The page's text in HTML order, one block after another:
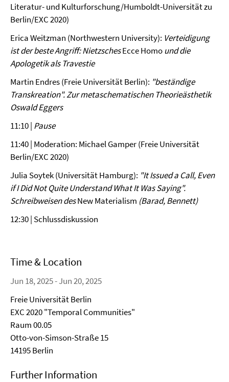
Literatur- und Kulturforschung/Humboldt-Universität zu
Berlin/EXC 2020)
Erica Weitzman (Northwestern University): Verteidigung
ist der beste Angriff: NietzschesEcce Homound die
Apologetik als Travestie
Martin Endres (Freie Universität Berlin): "beständige
Transkreation". Zur metaschematischen Theorieästhetik
Oswald Eggers
11:10 | Pause
11:40 | Moderation: Michael Gamper (Freie Universität
Berlin/EXC 2020)
Julia Soytek (Universität Hamburg): "It Issued a Call, Even
if I Did Not Quite Understand What It Was Saying".
Schreibweisen desNew Materialism (Barad, Bennett)
12:30 | Schlussdiskussion
Time & Location
Jun 18, 2025 - Jun 20, 2025
Freie Universität Berlin
EXC 2020 "Temporal Communities"
Raum 00.05
Otto-von-Simson-Straße 15
14195 Berlin
Further Information